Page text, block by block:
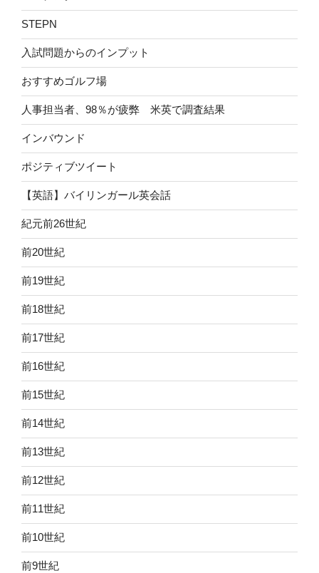
STEPN
入試問題からのインプット
おすすめゴルフ場
人事担当者、98％が疲弊 米英で調査結果
インバウンド
ポジティブツイート
【英語】バイリンガール英会話
紀元前26世紀
前20世紀
前19世紀
前18世紀
前17世紀
前16世紀
前15世紀
前14世紀
前13世紀
前12世紀
前11世紀
前10世紀
前9世紀